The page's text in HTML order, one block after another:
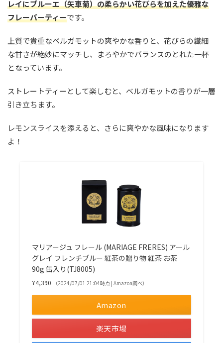
レイにブルーエ（矢車菊）の柔らかい花びらを加えた優雅な
フレーバーティーです。
上質で貴重なベルガモットの爽やかな香りと、花びらの繊細
な甘さが絶妙にマッチし、まろやかでバランスのとれた一杯
となっています。
ストレートティーとして楽しむと、ベルガモットの香りが一層
引き立ちます。
レモンスライスを添えると、さらに爽やかな風味になります
よ！
マリアージュ フレール (MARIAGE FRERES) アール
グレイ フレンチブルー 紅茶の贈り物 紅茶 お茶
90g 缶入り(TJ8005)
¥4,390 （2024/07/01 21:04時点 | Amazon調べ）
Amazon
楽天市場